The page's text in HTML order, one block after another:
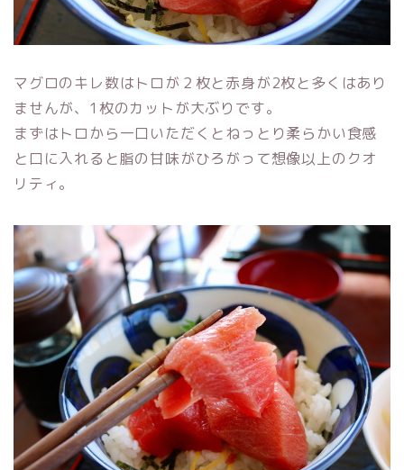
マグロのキレ数はトロが２枚と赤身が2枚と多くはあり
ませんが、1枚のカットが大ぶりです。
まずはトロから一口いただくとねっとり柔らかい食感
と口に入れると脂の甘味がひろがって想像以上のクオ
リティ。